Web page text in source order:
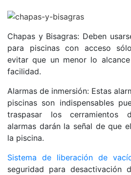
Chapas y Bisagras: Deben
para piscinas con acceso
evitar que un menor lo
facilidad.
Alarmas de inmersión: Estas
piscinas son indispensables
traspasar los cerramientos
alarmas darán la señal de que
la piscina.
Sistema de liberación de
seguridad para desactivación